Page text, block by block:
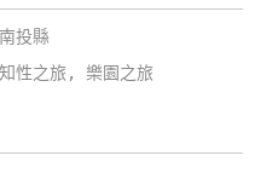
南投縣
知性之旅, 樂園之旅